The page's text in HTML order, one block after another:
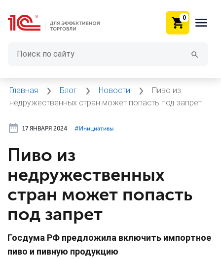
0
Главная Блог Новости
Пиво из
недружественных стран может попасть под запрет
17 ЯНВАРЯ 2024 #⁣Инициативы
Пиво из
недружественных
стран может попасть
под запрет
Госдума РФ предложила включить импортное
пиво и пивную продукцию